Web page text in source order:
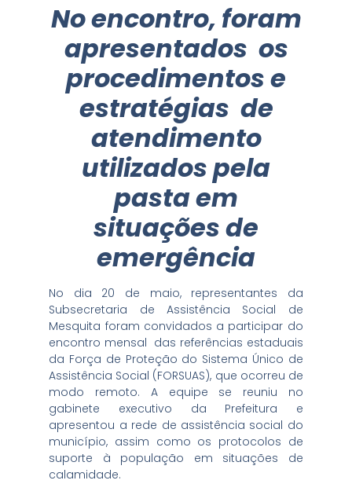
No encontro, foram
apresentados os
procedimentos e
estratégias de
atendimento
utilizados pela
pasta em
situações de
emergência
No dia 20 de maio, representantes da
Subsecretaria de Assistência Social de
Mesquita foram convidados a participar do
encontro mensal das referências estaduais
da Força de Proteção do Sistema Único de
Assistência Social (FORSUAS), que ocorreu de
modo remoto. A equipe se reuniu no
gabinete executivo da Prefeitura e
apresentou a rede de assistência social do
município, assim como os protocolos de
suporte à população em situações de
calamidade.